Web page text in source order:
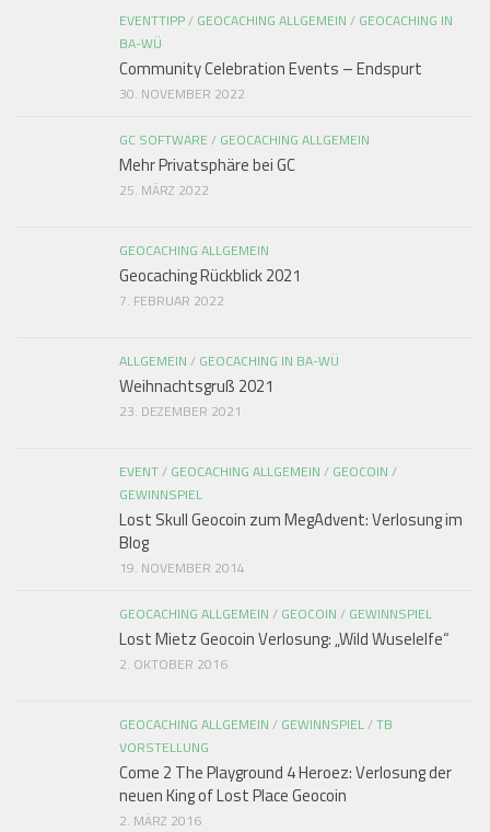
EVENTTIPP/ GEOCACHING ALLGEMEIN / GEOCACHING IN
BA-WÜ
Community Celebration Events – Endspurt
30. NOVEMBER 2022
GC SOFTWARE / GEOCACHING ALLGEMEIN
Mehr Privatsphäre bei GC
25. MÄRZ 2022
GEOCACHING ALLGEMEIN
Geocaching Rückblick 2021
7. FEBRUAR 2022
ALLGEMEIN / GEOCACHING IN BA-WÜ
Weihnachtsgruß 2021
23. DEZEMBER 2021
EVENT/ GEOCACHING ALLGEMEIN / GEOCOIN /
GEWINNSPIEL
Lost Skull Geocoin zum MegAdvent: Verlosung im
Blog
19. NOVEMBER 2014
GEOCACHING ALLGEMEIN / GEOCOIN / GEWINNSPIEL
Lost Mietz Geocoin Verlosung: „Wild Wuselelfe“
2. OKTOBER 2016
GEOCACHING ALLGEMEIN / GEWINNSPIEL/TB
VORSTELLUNG
Come 2 The Playground 4 Heroez: Verlosung der
neuen King of Lost Place Geocoin
2. MÄRZ 2016